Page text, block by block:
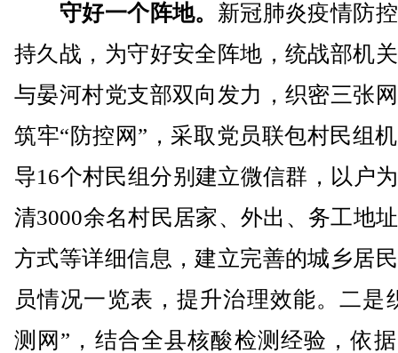
守好一个阵地。 新冠肺炎疫情防
持久战，为守好安全阵地，统战部机
与晏河村党支部双向发力，织密三张
筑牢“防控网”，采取党员联包村民组
导16个村民组分别建立微信群，以户
清3000余名村民居家、外出、务工地
方式等详细信息，建立完善的城乡居
员情况一览表，提升治理效能。二是
测网”，结合全县核酸检测经验，依